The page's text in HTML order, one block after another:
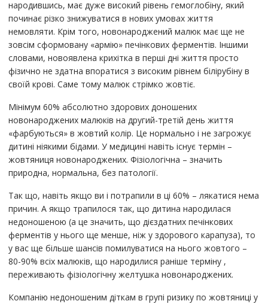
народившись, має дуже високий рівень гемоглобіну, який
починає різко знижуватися в нових умовах життя
немовляти. Крім того, новонароджений малюк має ще не
зовсім сформовану «армію» печінкових ферментів. Іншими
словами, новоявлена ​​крихітка в перші дні життя просто
фізично не здатна впоратися з високим рівнем білірубіну в
своїй крові. Саме тому малюк стрімко жовтіє.
Мінімум 60% абсолютно здорових доношених
новонароджених малюків на другий-третій день життя
«фарбуються» в жовтий колір. Це нормально і не загрожує
дитині ніякими бідами. У медицині навіть існує термін –
жовтяниця новонароджених. Фізіологічна – значить
природна, нормальна, без патології.
Так що, навіть якщо ви і потрапили в ці 60% – лякатися нема
причин. А якщо трапилося так, що дитина народилася
недоношеною (а це значить, що дієздатних печінкових
ферментів у нього ще менше, ніж у здорового карапуза), то
у вас ще більше шансів помилуватися на нього жовтого –
80-90% всіх малюків, що народилися раніше терміну ,
переживають фізіологічну желтушка новонароджених.
Компанію недоношеним діткам в групі ризику по жовтяниці у